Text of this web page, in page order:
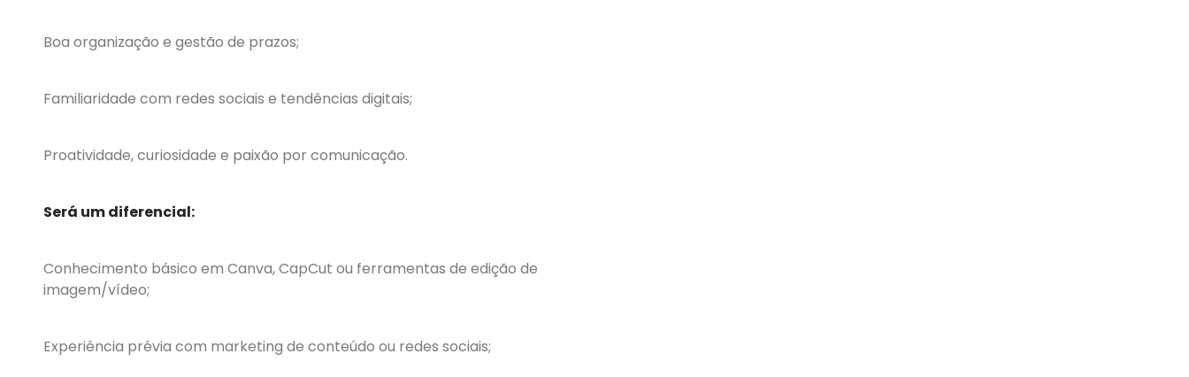
Boa organização e gestão de prazos;
Familiaridade com redes sociais e tendências digitais;
Proatividade, curiosidade e paixão por comunicação.
Será um diferencial:
Conhecimento básico em Canva, CapCut ou ferramentas de edição de
imagem/vídeo;
Experiência prévia com marketing de conteúdo ou redes sociais;